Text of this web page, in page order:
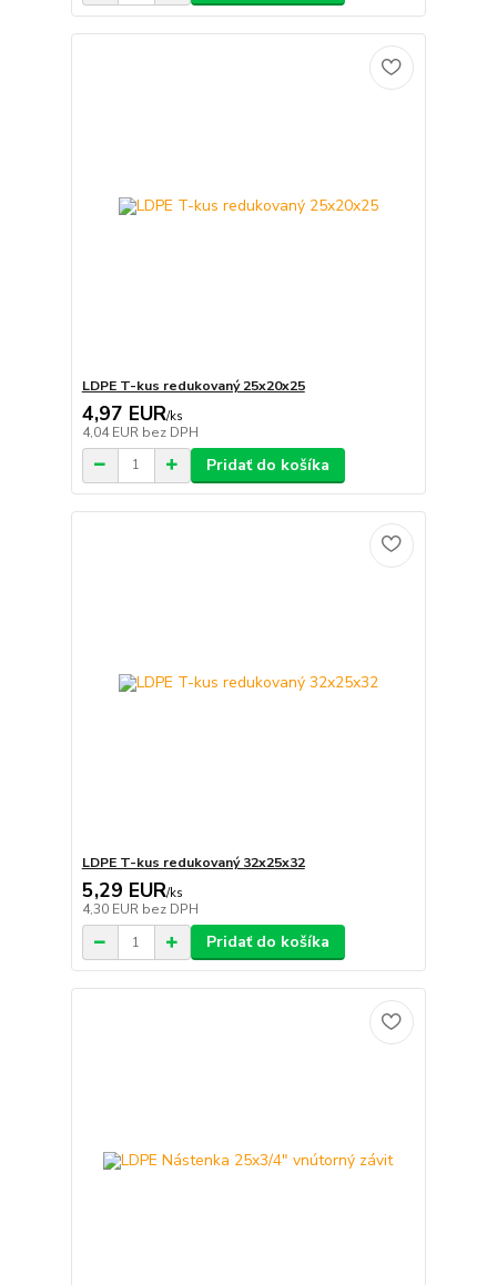
LDPE T-kus redukovaný 25x20x25
4,97 EUR/ks
4,04 EUR bez DPH
Pridať do košíka
LDPE T-kus redukovaný 32x25x32
5,29 EUR/ks
4,30 EUR bez DPH
Pridať do košíka